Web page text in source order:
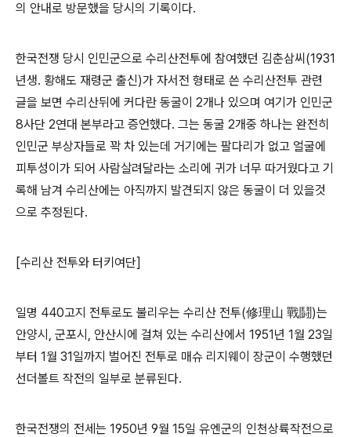
의 안내로 방문했을 당시의 기록이다.
한국전쟁 당시 인민군으로 수리산전투에 참여했던 김춘삼씨 (1931
년생. 황해도 재령군 출신)가 자서전 형태로 쓴 수리산전투 관련
글을 보면 수리산뒤에 커다란 동굴이 2개나 있으며 여기가 인민군
8사단 2연대 본부라고 증언했다. 그는 동굴 2개중 하나는 완전히
인민군 부상자들로 꽉 차 있는데 거기에는 팔다리가 없고 얼굴에
피투성이가 되어 사람살려달라는 소리에 귀가 너무 따거웠다고 기
록해 남겨 수리산에는 아직까지 발견되지 않은 동굴이 더 있을것
으로 추정된다.
[수리산 전투와 터키여단]
일명 440고지 전투로도 불리우는 수리산 전투(修理山 戰鬪)는
안양시 , 군포시 , 안산시에 걸쳐 있는 수리산에서 1951년 1월 23일
부터 1월 31일까지 벌어진 전투로 매슈 리지웨이 장군이 수행했던
선더볼트 작전의 일부로 분류된다.
한국전쟁의 전세는 1950년 9월 15일 유엔군의 인천상륙작전으로